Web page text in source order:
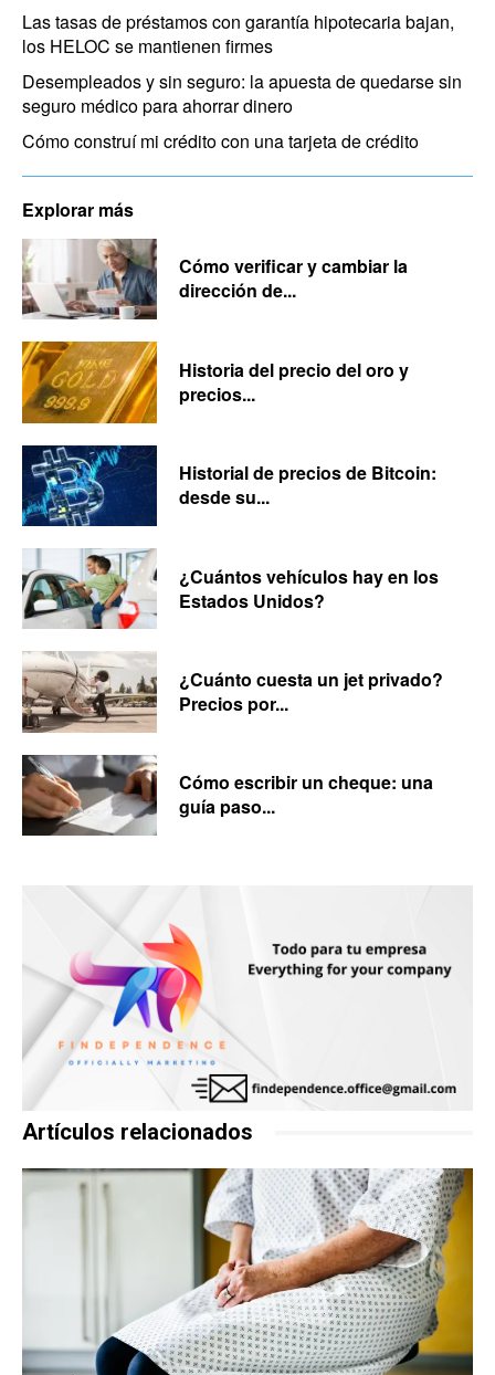
Las tasas de préstamos con garantía hipotecaria bajan,
los HELOC se mantienen firmes
Desempleados y sin seguro: la apuesta de quedarse sin
seguro médico para ahorrar dinero
Cómo construí mi crédito con una tarjeta de crédito
Explorar más
Cómo verificar y cambiar la
dirección de...
Historia del precio del oro y
precios...
Historial de precios de Bitcoin:
desde su...
¿Cuántos vehículos hay en los
Estados Unidos?
¿Cuánto cuesta un jet privado?
Precios por...
Cómo escribir un cheque: una
guía paso...
Artículos relacionados